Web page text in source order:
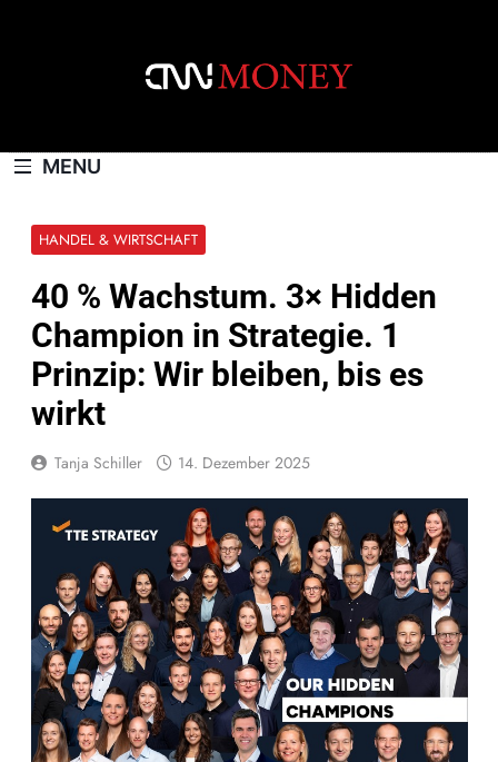
MENU
HANDEL & WIRTSCHAFT
40 % Wachstum. 3× Hidden
Champion in Strategie. 1
Prinzip: Wir bleiben, bis es
wirkt
Tanja Schiller 14. Dezember 2025